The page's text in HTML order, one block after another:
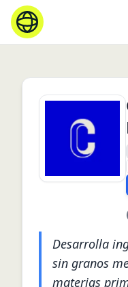
Desarrolla
sin granos
materias